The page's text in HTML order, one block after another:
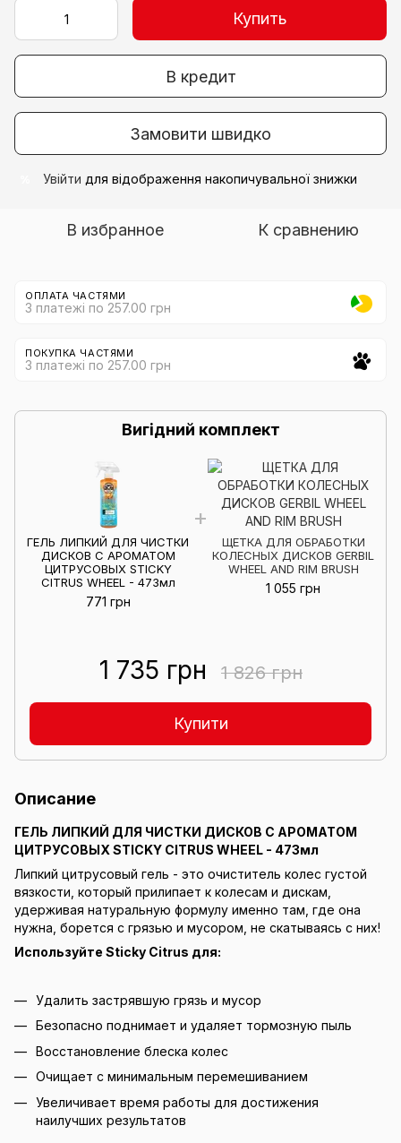
Купить
В кредит
Замовити швидко
Увійти для відображення накопичувальної знижки
В избранное К сравнению
ОПЛАТА ЧАСТЯМИ
3 платежі по 257.00 грн
ПОКУПКА ЧАСТЯМИ
3 платежі по 257.00 грн
Вигідний комплект
ГЕЛЬ ЛИПКИЙ ДЛЯ ЧИСТКИ
ДИСКОВ С АРОМАТОМ
ЦИТРУСОВЫХ STICKY
CITRUS WHEEL - 473мл
771 грн
ЩЕТКА ДЛЯ ОБРАБОТКИ
КОЛЕСНЫХ ДИСКОВ GERBIL
WHEEL AND RIM BRUSH
1 055 грн
1 735 грн 1 826 грн
Купити
Описание
ГЕЛЬ ЛИПКИЙ ДЛЯ ЧИСТКИ ДИСКОВ С АРОМАТОМ
ЦИТРУСОВЫХ STICKY CITRUS WHEEL - 473мл
Липкий цитрусовый гель - это очиститель колес густой
вязкости, который прилипает к колесам и дискам,
удерживая натуральную формулу именно там, где она
нужна, борется с грязью и мусором, не скатываясь с них!
Используйте Sticky Citrus для:
Удалить застрявшую грязь и мусор
Безопасно поднимает и удаляет тормозную пыль
Восстановление блеска колес
Очищает с минимальным перемешиванием
Увеличивает время работы для достижения
наилучших результатов